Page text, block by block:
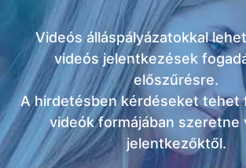
Videós álláspályázatokkal
videós jelentkezések
előszűrésre.
A hirdetésben kérdéseket tehet
videók formájában szeretne
jelentkezőktől.